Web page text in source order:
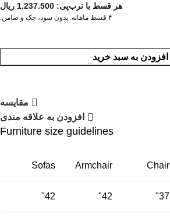
هر قسط با ترب‌پی: 1.237.500 ریال
۴ قسط ماهانه. بدون سود، چک و ضامن.
افزودن به سبد خرید
مقایسه
افزودن به علاقه مندی
Furniture size guidelines
Chair
Armchair
Sofas
37"
42"
42"